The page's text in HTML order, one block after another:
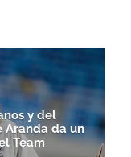
y del
Aranda da un
Team